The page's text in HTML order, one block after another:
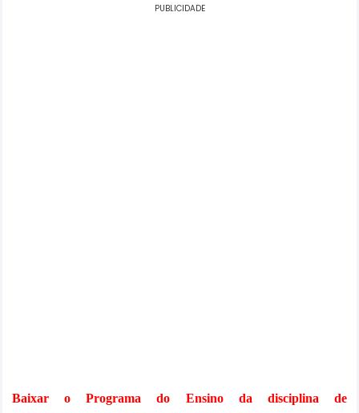
PUBLICIDADE
Baixar o Programa do Ensino da disciplina de